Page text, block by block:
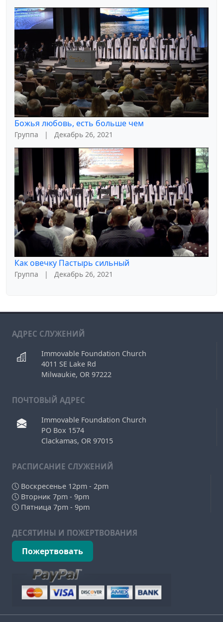
Божья любовь, есть больше чем
Группа | Декабрь 26, 2021
Как овечку Пастырь сильный
Группа | Декабрь 26, 2021
АДРЕС СЛУЖЕНИЙ
Immovable Foundation Church
4011 SE Lake Rd
Milwaukie, OR 97222
ПОЧТОВЫЙ АДРЕС
Immovable Foundation Church
PO Box 1574
Clackamas, OR 97015
РAСПИСАНИЕ СЛУЖЕНИЙ
Воскресенье 12pm - 2pm
Вторник 7pm - 9pm
Пятница 7pm - 9pm
ДЕСЯТИНЫ И ПОЖЕРТВОВАНИЯ
Пожертвовать